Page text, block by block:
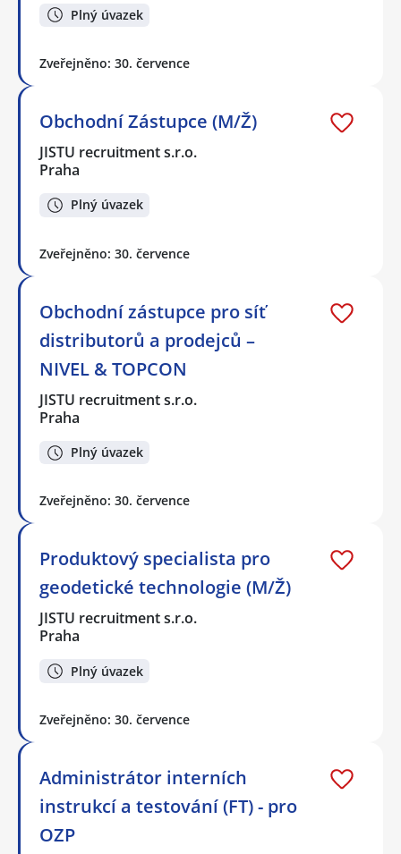
Plný úvazek
Zveřejněno: 30. července
Obchodní Zástupce (M/Ž)
JISTU recruitment s.r.o.
Praha
Plný úvazek
Zveřejněno: 30. července
Obchodní zástupce pro síť
distributorů a prodejců –
NIVEL & TOPCON
JISTU recruitment s.r.o.
Praha
Plný úvazek
Zveřejněno: 30. července
Produktový specialista pro
geodetické technologie (M/Ž)
JISTU recruitment s.r.o.
Praha
Plný úvazek
Zveřejněno: 30. července
Administrátor interních
instrukcí a testování (FT) - pro
OZP